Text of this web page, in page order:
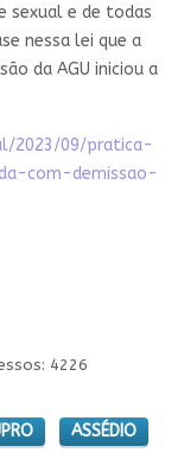
sexual e de todas
nessa lei que a
da AGU iniciou a
2023/09/pratica-
com-demissao-
4226
ASSÉDIO